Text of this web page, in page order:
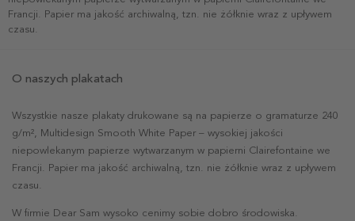
Francji. Papier ma jakość archiwalną, tzn. nie żółknie wraz z upływem
czasu.
O naszych plakatach
Wszystkie nasze plakaty drukowane są na papierze o gramaturze 240
g/m², Multidesign Smooth White Paper – wysokiej jakości
niepowlekanym papierze wytwarzanym w papierni Clairefontaine we
Francji. Papier ma jakość archiwalną, tzn. nie żółknie wraz z upływem
czasu.
W firmie Dear Sam wysoko cenimy sobie dobro środowiska.